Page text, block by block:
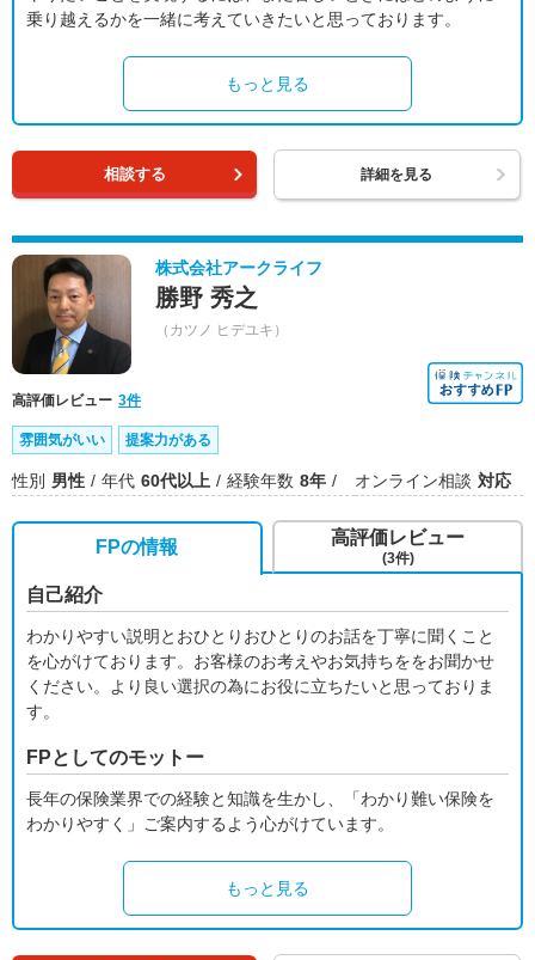
乗り越えるかを一緒に考えていきたいと思っております。
もっと見る
相談する 詳細を見る
株式会社アークライフ
勝野 秀之
（カツノ ヒデユキ）
高評価レビュー 3件
雰囲気がいい 提案力がある
性別 男性 年代 60代以上 経験年数 8年 オンライン相談 対応
FPの情報
自己紹介
わかりやすい説明とおひとりおひとりのお話を丁寧に聞くこと
を心がけております。お客様のお考えやお気持ちををお聞かせ
ください。より良い選択の為にお役に立ちたいと思っておりま
す。
FPとしてのモットー
長年の保険業界での経験と知識を生かし、「わかり難い保険を
わかりやすく」ご案内するよう心がけています。
もっと見る
高評価レビュー
(3件)